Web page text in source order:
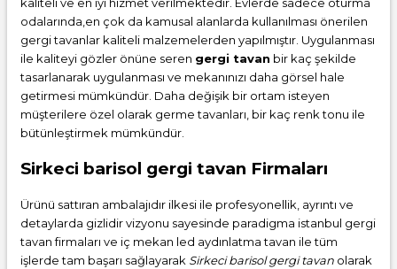
odalarında,en çok da kamusal alanlarda kullanılması önerilen
gergi tavanlar kaliteli malzemelerden yapılmıştır. Uygulanması
ile kaliteyi gözler önüne seren gergi tavan bir kaç şekilde
tasarlanarak uygulanması ve mekanınızı daha görsel hale
getirmesi mümkündür. Daha değişik bir ortam isteyen
müşterilere özel olarak germe tavanları, bir kaç renk tonu ile
bütünleştirmek mümkündür.
Sirkeci barisol gergi tavan Firmaları
Ürünü sattıran ambalajıdır ilkesi ile profesyonellik, ayrıntı ve
detaylarda gizlidir vizyonu sayesinde paradigma istanbul gergi
tavan firmaları ve iç mekan led aydınlatma tavan ile tüm
işlerde tam başarı sağlayarak Sirkeci barisol gergi tavan olarak